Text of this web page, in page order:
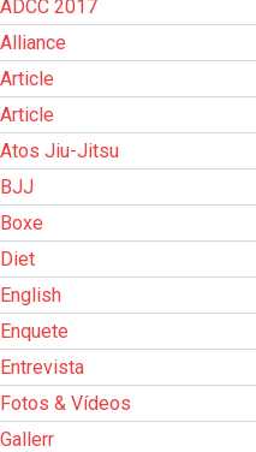
ADCC 2017
Alliance
Article
Article
Atos Jiu-Jitsu
BJJ
Boxe
Diet
English
Enquete
Entrevista
Fotos & Vídeos
Gallerr